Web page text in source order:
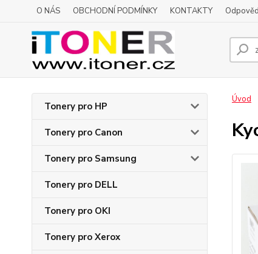
O NÁS OBCHODNÍ PODMÍNKY KONTAKTY
Tonery pro HP
Tonery pro Canon
Tonery pro Samsung
Tonery pro DELL
Tonery pro OKI
Tonery pro Xerox
Úvod